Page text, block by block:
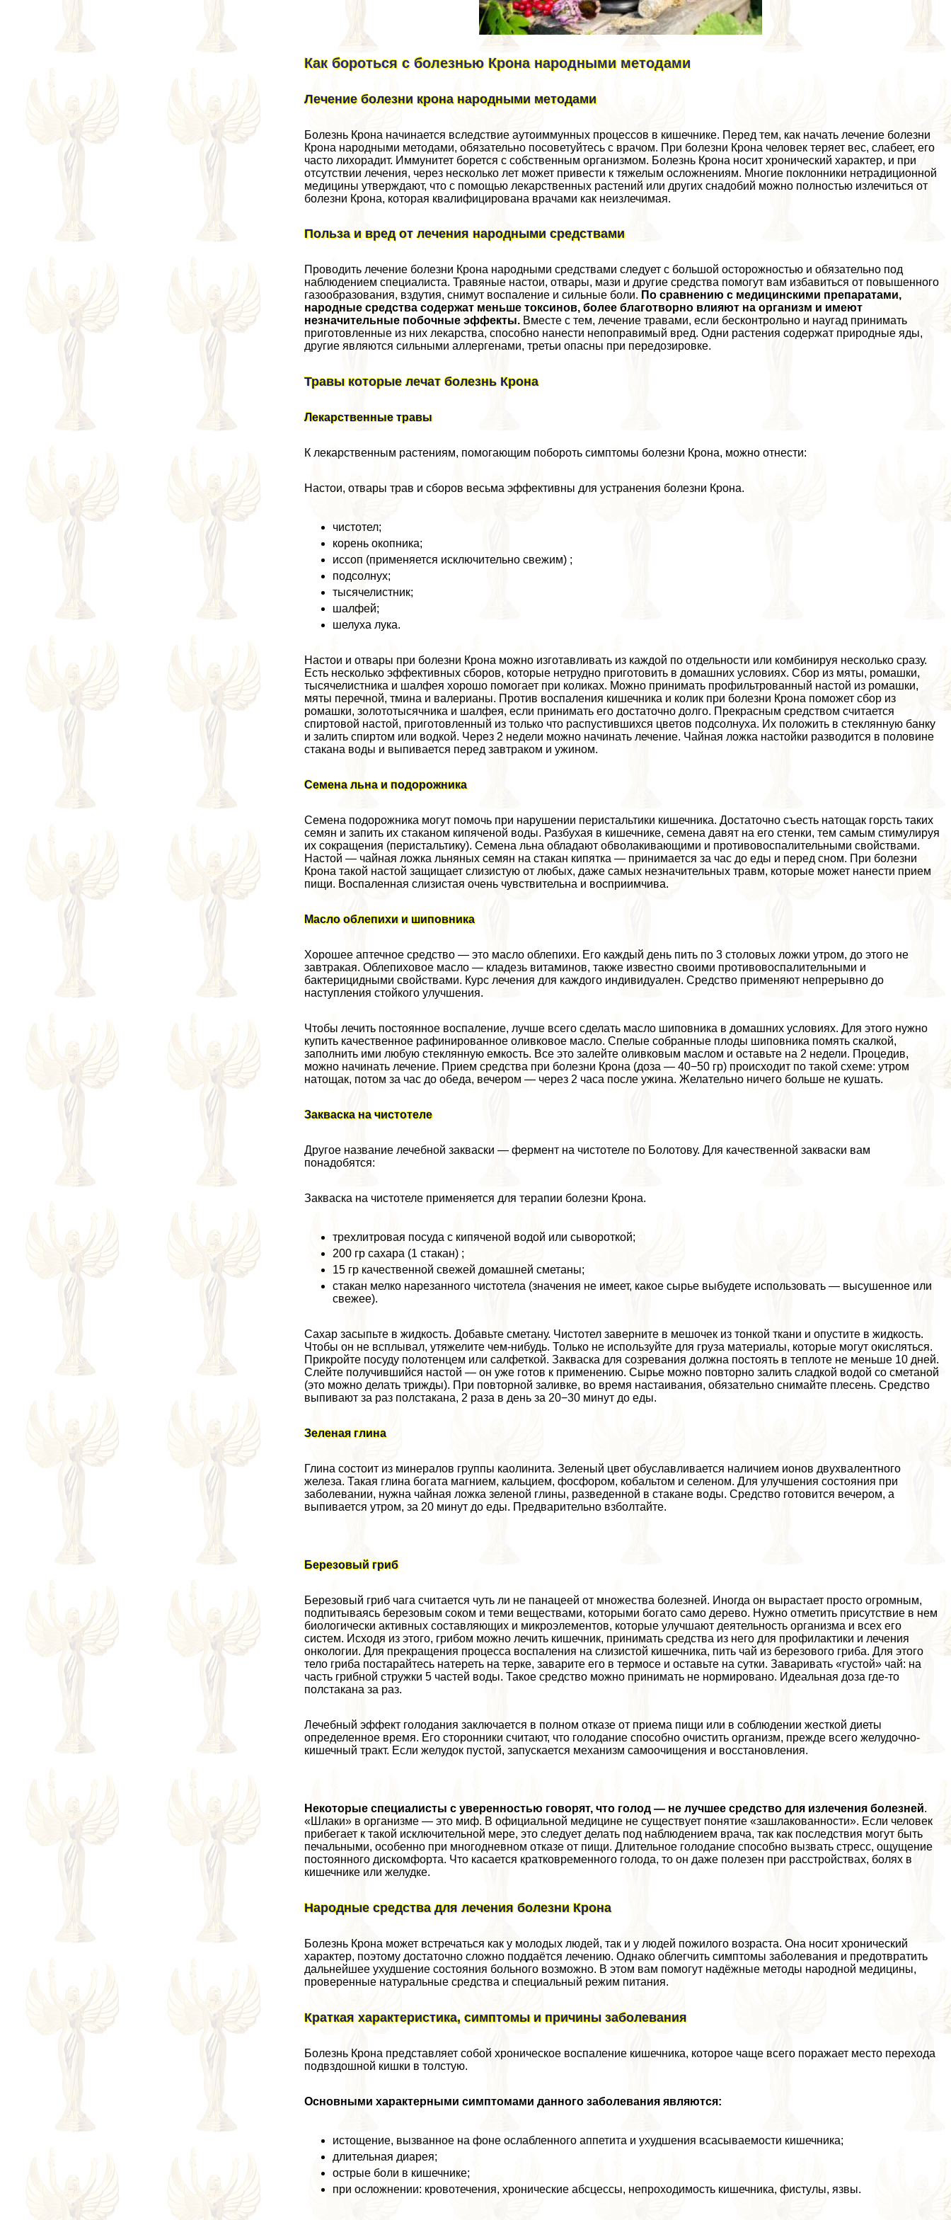
Как бороться с болезнью Крона народными методами
Лечение болезни крона народными методами
Болезнь Крона начинается вследствие аутоиммунных процессов в кишечнике. Перед тем, как начать лечение болезни
Крона народными методами, обязательно посоветуйтесь с врачом. При болезни Крона человек теряет вес, слабеет, его
часто лихорадит. Иммунитет борется с собственным организмом. Болезнь Крона носит хронический хаpaктер, и при
отсутствии лечения, через несколько лет может привести к тяжелым осложнениям. Многие поклонники нетрадиционной
медицины утверждают, что с помощью лекарственных растений или других снадобий можно полностью излечиться от
болезни Крона, которая квалифицирована врачами как неизлечимая.
Польза и вред от лечения народными средствами
Проводить лечение болезни Крона народными средствами следует с большой осторожностью и обязательно под
наблюдением специалиста. Травяные настои, отвары, мази и другие средства помогут вам избавиться от повышенного
газообразования, вздутия, снимут воспаление и сильные боли. По сравнению с медицинскими препаратами,
народные средства содержат меньше токсинов, более благотворно влияют на организм и имеют
незначительные побочные эффекты. Вместе с тем, лечение травами, если бесконтрольно и наугад принимать
приготовленные из них лекарства, способно нанести непоправимый вред. Одни растения содержат природные яды,
другие являются сильными аллергенами, третьи опасны при передозировке.
Травы которые лечат болезнь Крона
Лекарственные травы
К лекарственным растениям, помогающим побороть симптомы болезни Крона, можно отнести:
Настои, отвары трав и сборов весьма эффективны для устранения болезни Крона.
чистотел;
корень окопника;
иссоп (применяется исключительно свежим) ;
подсолнух;
тысячелистник;
шалфей;
шелуха лука.
Настои и отвары при болезни Крона можно изготавливать из каждой по отдельности или комбинируя несколько сразу.
Есть несколько эффективных сборов, которые нетрудно приготовить в домашних условиях. Сбор из мяты, ромашки,
тысячелистника и шалфея хорошо помогает при коликах. Можно принимать профильтрованный настой из ромашки,
мяты перечной, тмина и валерианы. Против воспаления кишечника и колик при болезни Крона поможет сбор из
ромашки, золототысячника и шалфея, если принимать его достаточно долго. Прекрасным средством считается
спиртовой настой, приготовленный из только что распустившихся цветов подсолнуха. Их положить в стеклянную банку
и залить спиртом или водкой. Через 2 недели можно начинать лечение. Чайная ложка настойки разводится в половине
стакана воды и выпивается перед завтpaком и ужином.
Семена льна и подорожника
Семена подорожника могут помочь при нарушении перистальтики кишечника. Достаточно съесть натощак горсть таких
семян и запить их стаканом кипяченой воды. Разбухая в кишечнике, семена давят на его стенки, тем самым стимулируя
их сокращения (перистальтику). Семена льна обладают обволакивающими и противовоспалительными свойствами.
Настой — чайная ложка льняных семян на стакан кипятка — принимается за час до еды и перед сном. При болезни
Крона такой настой защищает слизистую от любых, даже самых незначительных травм, которые может нанести прием
пищи. Воспаленная слизистая очень чувствительна и восприимчива.
Масло облепихи и шиповника
Хорошее аптечное средство — это масло облепихи. Его каждый день пить по 3 столовых ложки утром, до этого не
завтpaкая. Облепиховое масло — кладезь витаминов, также известно своими противовоспалительными и
бактерицидными свойствами. Курс лечения для каждого индивидуален. Средство применяют непрерывно до
наступления стойкого улучшения.
Чтобы лечить постоянное воспаление, лучше всего сделать масло шиповника в домашних условиях. Для этого нужно
купить качественное рафинированное оливковое масло. Спелые собранные плоды шиповника помять скалкой,
заполнить ими любую стеклянную емкость. Все это залейте оливковым маслом и оставьте на 2 недели. Процедив,
можно начинать лечение. Прием средства при болезни Крона (доза — 40−50 гр) происходит по такой схеме: утром
натощак, потом за час до обеда, вечером — через 2 часа после ужина. Желательно ничего больше не кушать.
Закваска на чистотеле
Другое название лечебной закваски — фермент на чистотеле по Болотову. Для качественной закваски вам
понадобятся:
Закваска на чистотеле применяется для терапии болезни Крона.
трехлитровая посуда с кипяченой водой или сывороткой;
200 гр сахара (1 стакан) ;
15 гр качественной свежей домашней сметаны;
стакан мелко нарезанного чистотела (значения не имеет, какое сырье выбудете использовать — высушенное или
свежее).
Сахар засыпьте в жидкость. Добавьте сметану. Чистотел заверните в мешочек из тонкой ткани и опустите в жидкость.
Чтобы он не всплывал, утяжелите чем-нибудь. Только не используйте для груза материалы, которые могут окисляться.
Прикройте посуду полотенцем или салфеткой. Закваска для созревания должна постоять в теплоте не меньше 10 дней.
Слейте получившийся настой — он уже готов к применению. Сырье можно повторно залить сладкой водой со сметаной
(это можно делать трижды). При повторной заливке, во время настаивания, обязательно снимайте плесень. Средство
выпивают за раз полстакана, 2 раза в день за 20−30 минут до еды.
Зеленая глина
Глина состоит из минералов группы каолинита. Зеленый цвет обуславливается наличием ионов двухвалентного
железа. Такая глина богата магнием, кальцием, фосфором, кобальтом и селеном. Для улучшения состояния при
заболевании, нужна чайная ложка зеленой глины, разведенной в стакане воды. Средство готовится вечером, а
выпивается утром, за 20 минут до еды. Предварительно взболтайте.
Березовый гриб
Березовый гриб чага считается чуть ли не панацеей от множества болезней. Иногда он вырастает просто огромным,
подпитываясь березовым соком и теми веществами, которыми богато само дерево. Нужно отметить присутствие в нем
биологически активных составляющих и микроэлементов, которые улучшают деятельность организма и всех его
систем. Исходя из этого, грибом можно лечить кишечник, принимать средства из него для профилактики и лечения
oнкoлoгии. Для прекращения процесса воспаления на слизистой кишечника, пить чай из березового гриба. Для этого
тело гриба постарайтесь натереть на терке, заварите его в термосе и оставьте на сутки. Заваривать «густой» чай: на
часть грибной стружки 5 частей воды. Такое средство можно принимать не нормировано. Идеальная доза где-то
полстакана за раз.
Лечебный эффект голодания заключается в полном отказе от приема пищи или в соблюдении жесткой диеты
определенное время. Его сторонники считают, что голодание способно очистить организм, прежде всего желудочно-
кишечный тpaкт. Если желудок пустой, запускается механизм самоочищения и восстановления.
Некоторые специалисты с уверенностью говорят, что голод — не лучшее средство для излечения болезней.
«Шлаки» в организме — это миф. В официальной медицине не существует понятие «зашлакованности». Если человек
прибегает к такой исключительной мере, это следует делать под наблюдением врача, так как последствия могут быть
печальными, особенно при многодневном отказе от пищи. Длительное голодание способно вызвать стресс, ощущение
постоянного дискомфорта. Что касается кратковременного голода, то он даже полезен при расстройствах, болях в
кишечнике или желудке.
Народные средства для лечения болезни Крона
Болезнь Крона может встречаться как у молодых людей, так и у людей пожилого возраста. Она носит хронический
хаpaктер, поэтому достаточно сложно поддаётся лечению. Однако облегчить симптомы заболевания и предотвратить
дальнейшее ухудшение состояния больного возможно. В этом вам помогут надёжные методы народной медицины,
проверенные натуральные средства и специальный режим питания.
Краткая хаpaктеристика, симптомы и причины заболевания
Болезнь Крона представляет собой хроническое воспаление кишечника, которое чаще всего поражает место перехода
подвздошной кишки в толстую.
Основными хаpaктерными симптомами данного заболевания являются:
истощение, вызванное на фоне ослабленного аппетита и ухудшения всасываемости кишечника;
длительная диарея;
острые боли в кишечнике;
при осложнении: кровотечения, хронические абсцессы, непроходимость кишечника, фистулы, язвы.